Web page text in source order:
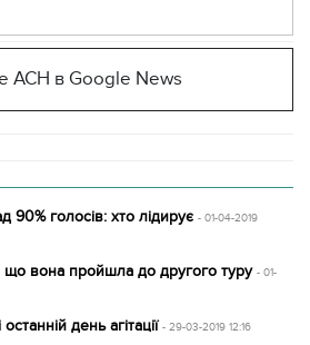
АСН в Google News
голосів: хто лідирує - 01-04-2019
вона пройшла до другого туру - 01-
день агітації - 29-03-2019 12:16